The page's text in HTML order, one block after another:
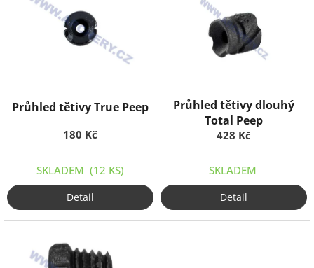
Průhled tětivy True Peep
180 Kč
SKLADEM (12 KS)
Detail
Průhled tětivy dlouhý
Total Peep
428 Kč
SKLADEM
Detail